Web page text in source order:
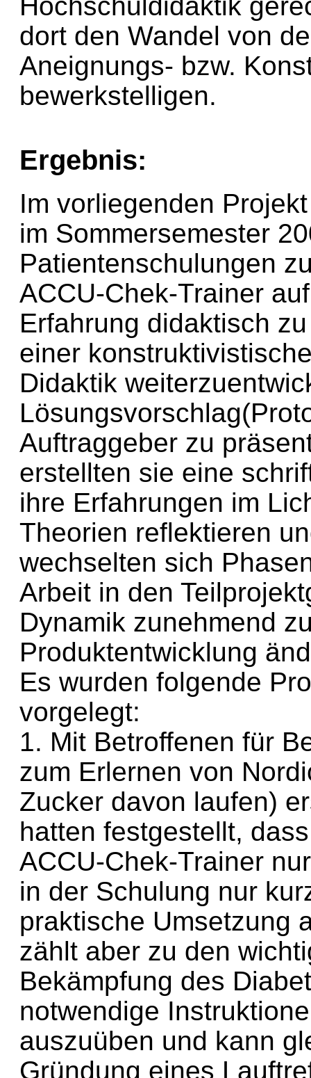
dort den Wandel von
Aneignungs- bzw.
bewerkstelligen.
Ergebnis:
Im vorliegenden
im Sommersemester
Patientenschulungen
ACCU-Chek-Trainer
Erfahrung didaktisch
einer
Didaktik
Auftraggeber zu
erstellten sie eine
ihre Erfahrungen im
Theorien reflektieren
wechselten sich
Arbeit in den
Dynamik zunehmend
Produktentwicklung
Es wurden folgende
vorgelegt:
1. Mit Betroffenen für
zum Erlernen von
Zucker davon laufen)
hatten festgestellt,
ACCU-Chek-Trainer
in der Schulung nur
praktische Umsetzung
zählt aber zu den
Bekämpfung des
notwendige
auszuüben und kann
Gründung eines